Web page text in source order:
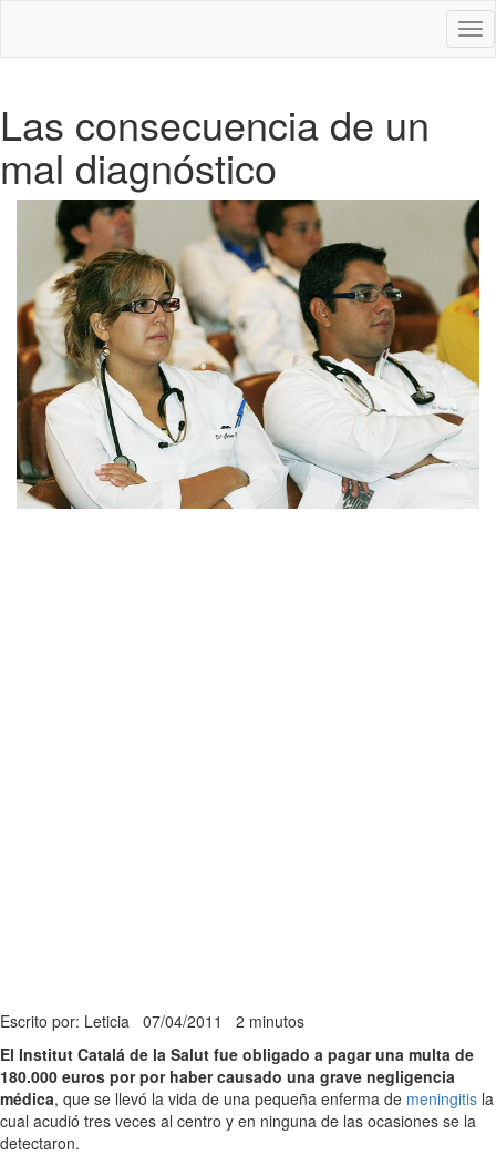
Las consecuencia de un
mal diagnóstico
Escrito por: Leticia 07/04/2011 2 minutos
El Institut Catalá de la Salut fue obligado a pagar una multa de
180.000 euros por por haber causado una grave negligencia
médica, que se llevó la vida de una pequeña enferma de meningitis la
cual acudió tres veces al centro y en ninguna de las ocasiones se la
detectaron.